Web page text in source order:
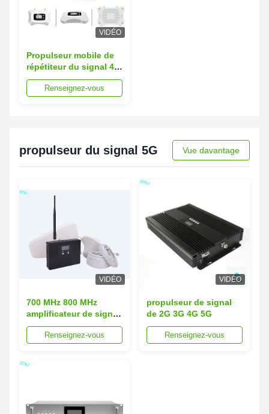
VIDÉO
Propulseur mobile de
répétiteur du signal 4G
d'ATNJ 1800MHz
SMA/femelle pour le
Renseignez-vous
propulseur du signal 5G Vue davantage
VIDÉO
700 MHz 800 MHz
amplificateur de signal
pour téléphone mobile
4G répéteur NR
Renseignez-vous
VIDÉO
propulseur de signal
de 2G 3G 4G 5G
Renseignez-vous